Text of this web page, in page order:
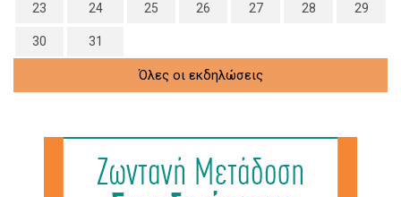
23 24 25 26 27 28 29
30 31
Όλες οι εκδηλώσεις